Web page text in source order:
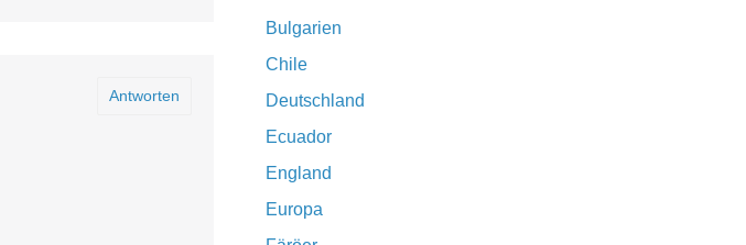
Antworten
Bulgarien
Chile
Deutschland
Ecuador
England
Europa